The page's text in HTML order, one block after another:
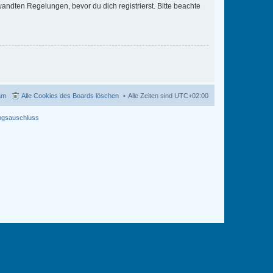
Regelungen, bevor du dich registrierst. Bitte beachte
Alle Zeiten sind UTC+02:00
Alle Cookies des Boards löschen